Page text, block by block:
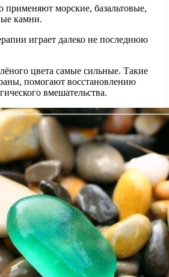
применяют морские, базальтовые,
камни.
играет далеко не последнюю
цвета самые сильные. Такие
помогают восстановлению
вмешательства.